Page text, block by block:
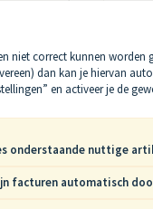
niet correct kunnen
dan kan je hiervan
en activeer je de
onderstaande nuttige
facturen automatisch